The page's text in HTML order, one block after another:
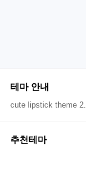
테마 안내
cute lipstick theme 2.
추천테마